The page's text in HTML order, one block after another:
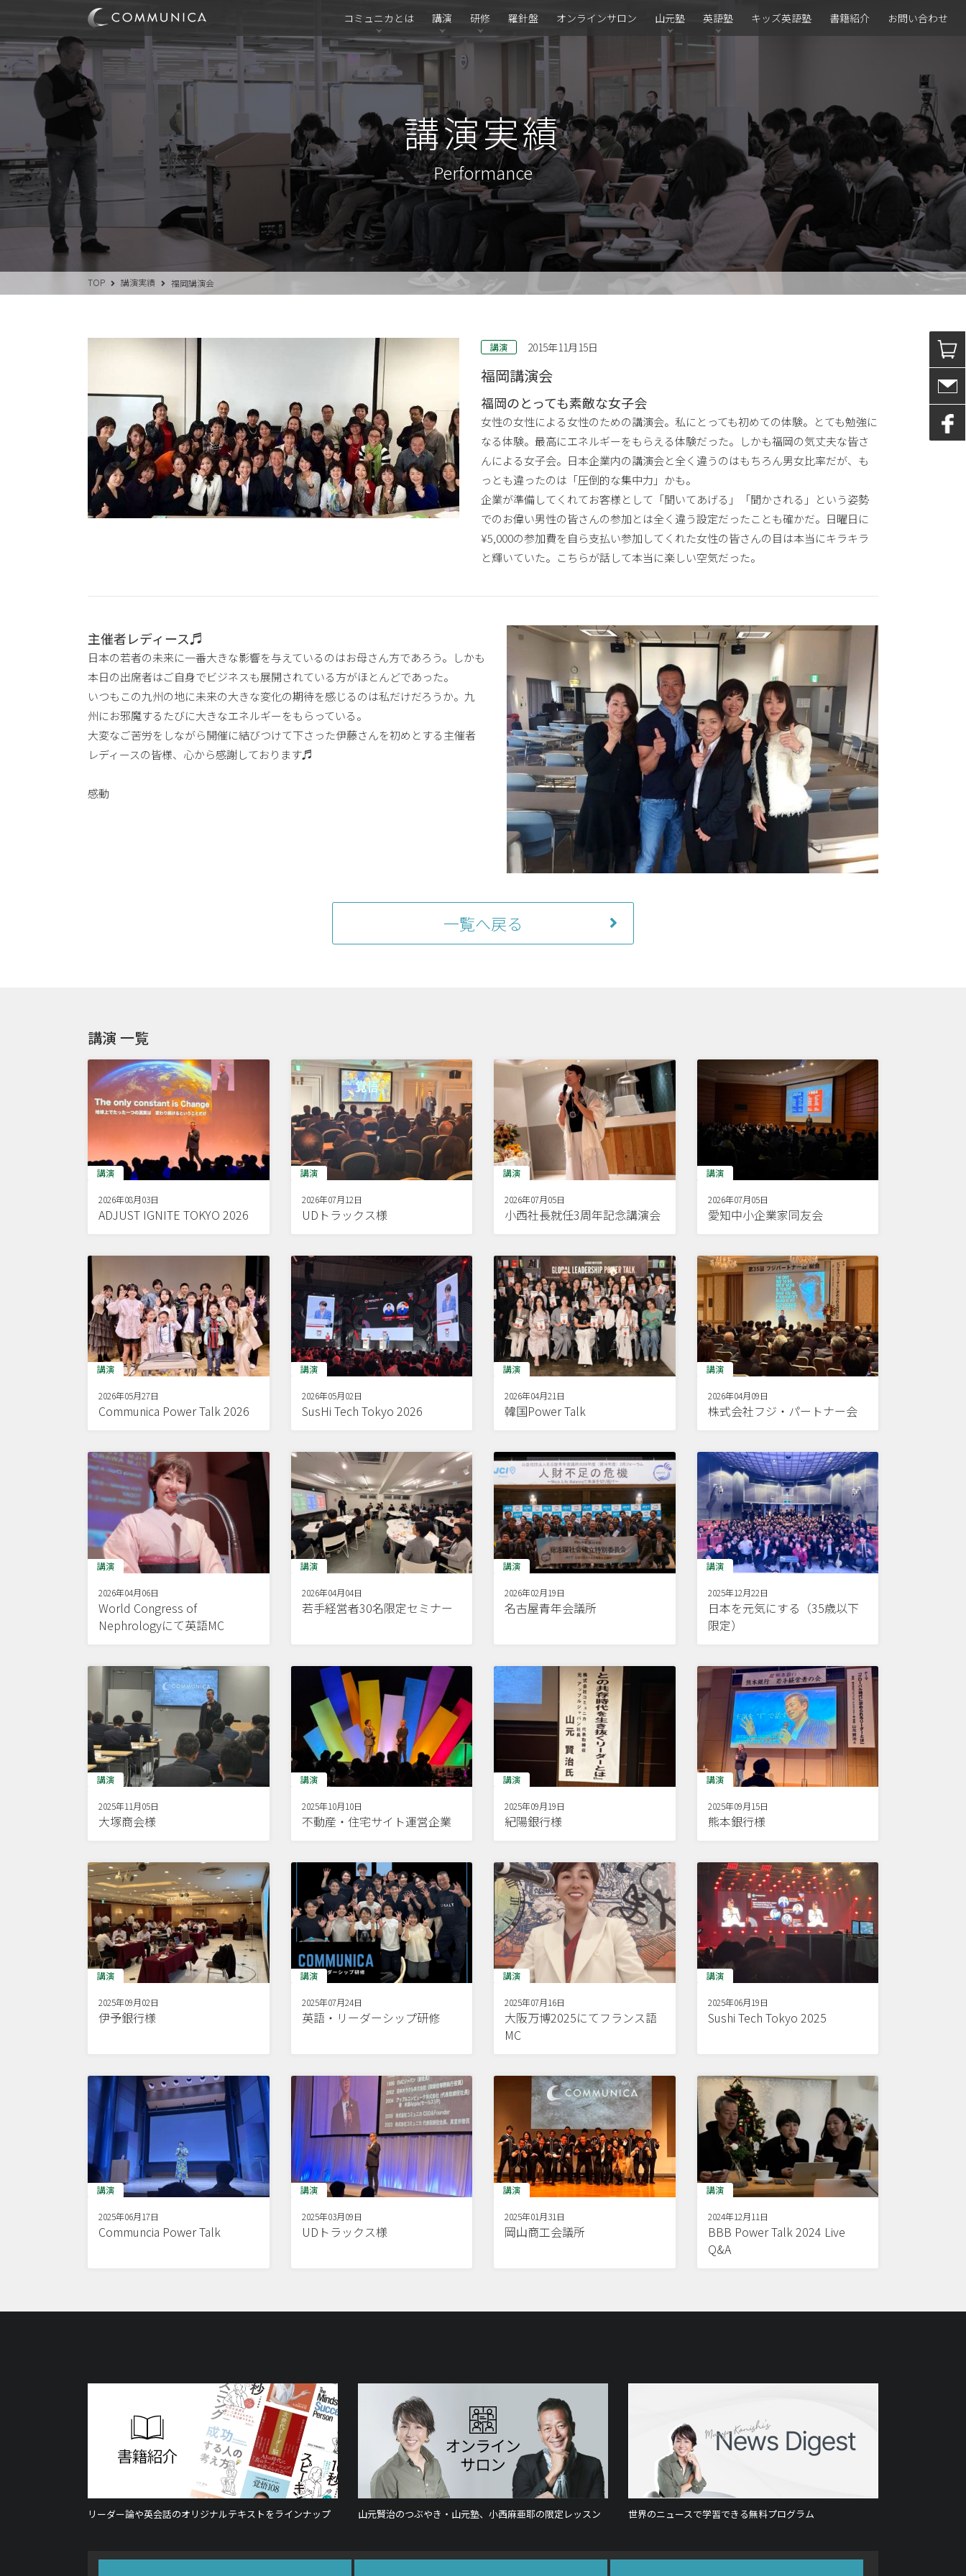
コミュニカとは 講演 研修 羅針盤 オンラインサロン 山元塾 英語塾 キッズ英語塾 書籍紹介 お問い合わせ
講演実績
Performance
TOP 講演実績 福岡講演会
講演 2015年11月15日
福岡講演会
福岡のとっても素敵な女子会
女性の女性による女性のための講演会。私にとっても初めての体験。とても勉強に
なる体験。最高にエネルギーをもらえる体験だった。しかも福岡の気丈夫な皆さ
んによる女子会。日本企業内の講演会と全く違うのはもちろん男女比率だが、も
っとも違ったのは「圧倒的な集中力」かも。
企業が準備してくれてお客様として「聞いてあげる」「聞かされる」という姿勢
でのお偉い男性の皆さんの参加とは全く違う設定だったことも確かだ。日曜日に
¥5,000の参加費を自ら支払い参加してくれた女性の皆さんの目は本当にキラキラ
と輝いていた。こちらが話して本当に楽しい空気だった。
主催者レディース♬
日本の若者の未来に一番大きな影響を与えているのはお母さん方であろう。しかも
本日の出席者はご自身でビジネスも展開されている方がほとんどであった。
いつもこの九州の地に未来の大きな変化の期待を感じるのは私だけだろうか。九
州にお邪魔するたびに大きなエネルギーをもらっている。
大変なご苦労をしながら開催に結びつけて下さった伊藤さんを初めとする主催者
レディースの皆様、心から感謝しております♬
感動
一覧へ戻る
講演 一覧
講演
2026年08月03日
ADJUST IGNITE TOKYO 2026
講演
2026年07月12日
UDトラックス様
講演
2026年07月05日
小西社長就任3周年記念講演会
講演
2026年07月05日
愛知中小企業家同友会
講演
2026年05月27日
Communica Power Talk 2026
講演
2026年05月02日
SusHi Tech Tokyo 2026
講演
2026年04月21日
韓国Power Talk
講演
2026年04月09日
株式会社フジ・パートナー会
講演
2026年04月06日
World Congress of
Nephrologyにて英語MC
講演
2026年04月04日
若手経営者30名限定セミナー
講演
2026年02月19日
名古屋青年会議所
講演
2025年12月22日
日本を元気にする（35歳以下
限定）
講演
2025年11月05日
大塚商会様
講演
2025年10月10日
不動産・住宅サイト運営企業
講演
2025年09月19日
紀陽銀行様
講演
2025年09月15日
熊本銀行様
講演
2025年09月02日
伊予銀行様
講演
2025年07月24日
英語・リーダーシップ研修
講演
2025年07月16日
大阪万博2025にてフランス語
MC
講演
2025年06月19日
Sushi Tech Tokyo 2025
講演
2025年06月17日
Communcia Power Talk
講演
2025年03月09日
UDトラックス様
講演
2025年01月31日
岡山商工会議所
講演
2024年12月11日
BBB Power Talk 2024 Live
Q&A
リーダー論や英会話のオリジナルテキストをラインナップ 山元賢治のつぶやき・山元塾、小西麻亜耶の限定レッスン 世界のニュースで学習できる無料プログラム